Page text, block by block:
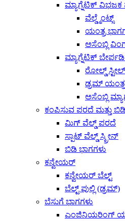
ಮ್ಯಾಗ್ನೆಟಿಕ್
ವೆಲ್ಡ್ಮೆಂಟ್ಸ್
ಯಂತ್ರ
ಅಸೆಂಬ್ಲಿ
ಮ್ಯಾಗ್ನೆಟಿಕ್
ರೋಲ್ಡ್
ಡ್ರಮ್ ಯಂತ್ರ
ಅಸೆಂಬ್ಲಿ
ಕಂಪಿಸುವ ಪರದೆ ಮತ್ತು
ಮಿಗ್ ವೆಲ್ಡ್ ಪರದೆ
ಸ್ಪಾಟ್ ವೆಲ್ಡ್ ಸ್ಕ್ರೀನ್
ಬಿಡಿ ಭಾಗಗಳು
ಕನ್ವೇಯರ್
ಕನ್ವೇಯರ್ ಬೆಲ್ಟ್
ಬೆಲ್ಟ್ ಪುಲ್ಲಿ (ಡ್ರಮ್)
ಬೆಸುಗೆ ಭಾಗಗಳು
ಎಂಜಿನಿಯರಿಂಗ್